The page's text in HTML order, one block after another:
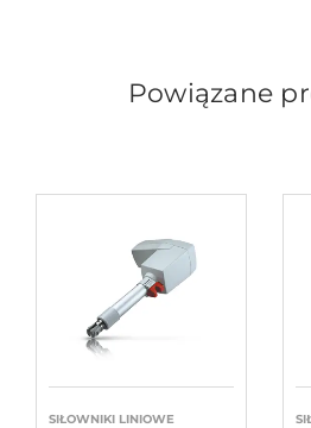
Powiązane
SIŁOWNIKI LINIOWE